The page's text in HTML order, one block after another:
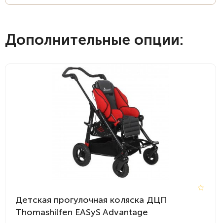
Дополнительные опции:
Детская прогулочная коляска ДЦП
Thomashilfen EASyS Advantage